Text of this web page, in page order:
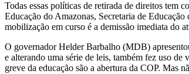
Todas essas políticas de retirada de direitos tem
Educação do Amazonas, Secretaria de
mobilização em curso é a demissão imediata do
O governador Helder Barbalho (MDB)
e alterando uma série de leis, também fez uso
greve da educação são a abertura da COP. Mas